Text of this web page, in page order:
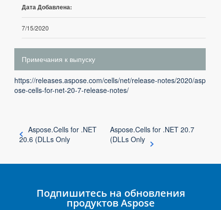
Дата Добавлена:
7/15/2020
Примечания к выпуску
https://releases.aspose.com/cells/net/release-notes/2020/asp
ose-cells-for-net-20-7-release-notes/
Aspose.Cells for .NET
20.6 (DLLs Only
Aspose.Cells for .NET 20.7
(DLLs Only
Подпишитесь на обновления
продуктов Aspose